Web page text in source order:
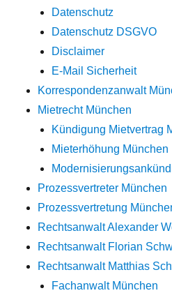
Datenschutz
Datenschutz DSGVO
Disclaimer
E-Mail Sicherheit
Korrespondenzanwalt
Mietrecht München
Kündigung Mietvertrag
Mieterhöhung München
Prozessvertreter München
Prozessvertretung
Rechtsanwalt Alexander
Rechtsanwalt Florian
Rechtsanwalt Matthias
Fachanwalt München